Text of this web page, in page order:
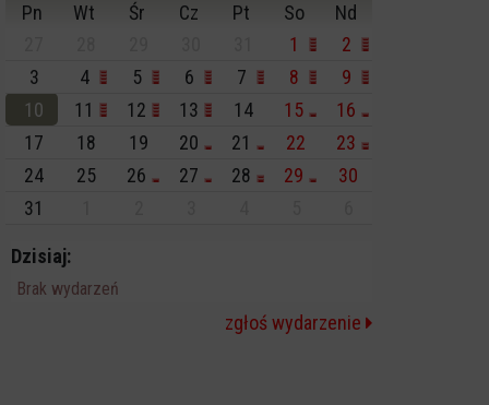
Pn
Wt Śr Cz Pt So
Nd
1
2
3
4 5 6 7 8
9
10
11 12 13 14 15
16
17
18 19 20 21 22
23
24
25 26 27 28 29
30
31
Dzisiaj:
Brak wydarzeń
zgłoś wydarzenie